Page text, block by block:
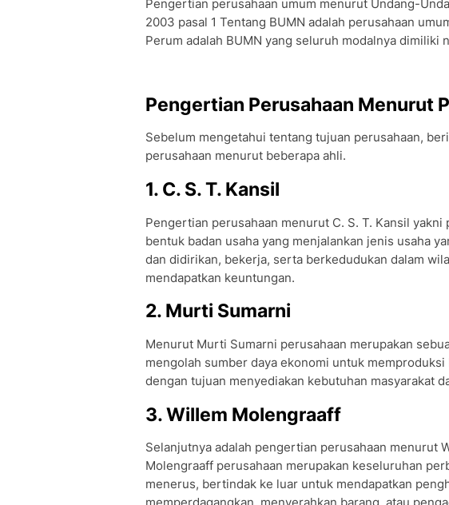
Pengertian perusahaan umum menurut Undang-
2003 pasal 1 Tentang BUMN adalah perusahaan
Perum adalah BUMN yang seluruh modalnya dimiliki
Pengertian Perusahaan Menurut
Sebelum mengetahui tentang tujuan perusahaan,
perusahaan menurut beberapa ahli.
1. C. S. T. Kansil
Pengertian perusahaan menurut C. S. T. Kansil yakni
bentuk badan usaha yang menjalankan jenis usaha
dan didirikan, bekerja, serta berkedudukan dalam
mendapatkan keuntungan.
2. Murti Sumarni
Menurut Murti Sumarni perusahaan merupakan
mengolah sumber daya ekonomi untuk memproduksi
dengan tujuan menyediakan kebutuhan masyarakat
3. Willem Molengraaff
Selanjutnya adalah pengertian perusahaan menurut
Molengraaff perusahaan merupakan keseluruhan
menerus, bertindak ke luar untuk mendapatkan